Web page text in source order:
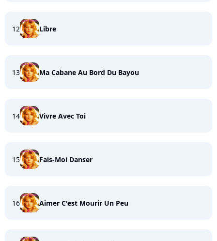
12 Libre
13 Ma Cabane Au Bord Du Bayou
14 Vivre Avec Toi
15 Fais-Moi Danser
16 Aimer C'est Mourir Un Peu